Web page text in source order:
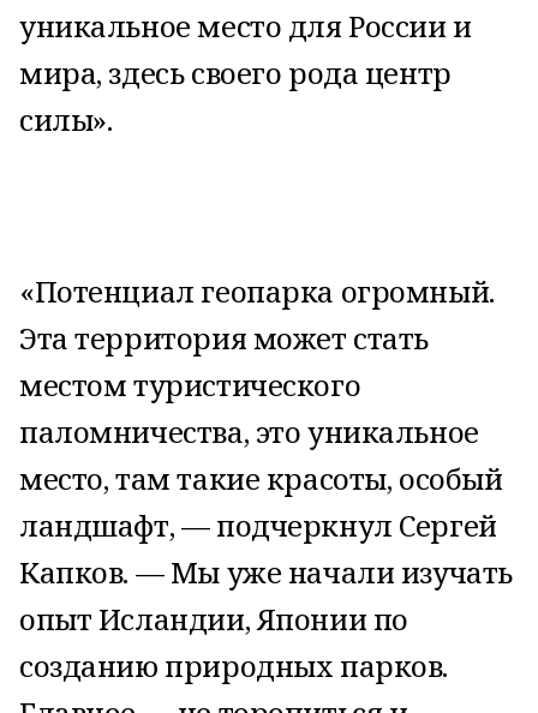
уникальное место для России и
мира, здесь своего рода центр
силы».
«Потенциал геопарка огромный.
Эта территория может стать
местом туристического
паломничества, это уникальное
место, там такие красоты, особый
ландшафт, — подчеркнул Сергей
Капков. — Мы уже начали изучать
опыт Исландии, Японии по
созданию природных парков.